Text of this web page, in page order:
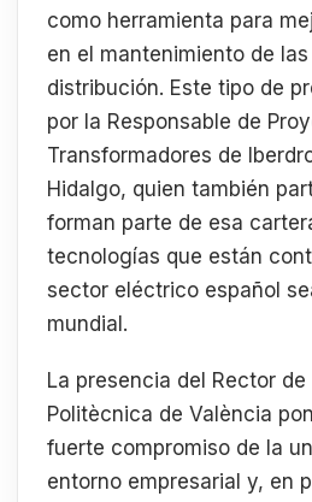
como herramienta para
en el mantenimiento de
distribución. Este tipo de
por la Responsable de
Transformadores de
Hidalgo, quien también
forman parte de esa
tecnologías que están
sector eléctrico español
mundial.
La presencia del Rector
Politècnica de València
fuerte compromiso de la
entorno empresarial y, en